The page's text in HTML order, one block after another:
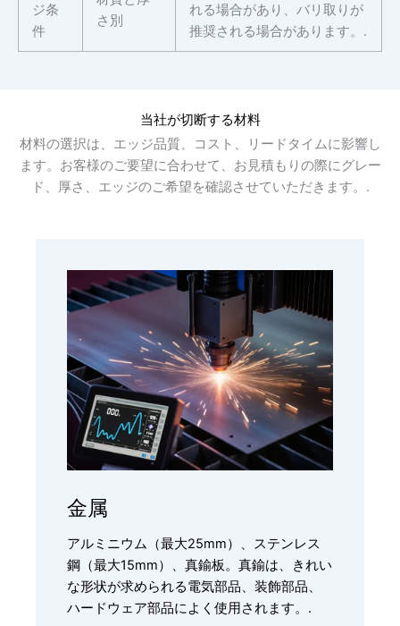
ジ条
件
さ別
れる場合があり、バリ取りが
推奨される場合があります。.
当社が切断する材料
材料の選択は、エッジ品質、コスト、リードタイムに影響し
ます。お客様のご要望に合わせて、お見積もりの際にグレー
ド、厚さ、エッジのご希望を確認させていただきます。.
金属
アルミニウム（最大25mm）、ステンレス
鋼（最大15mm）、真鍮板。真鍮は、きれい
な形状が求められる電気部品、装飾部品、
ハードウェア部品によく使用されます。.